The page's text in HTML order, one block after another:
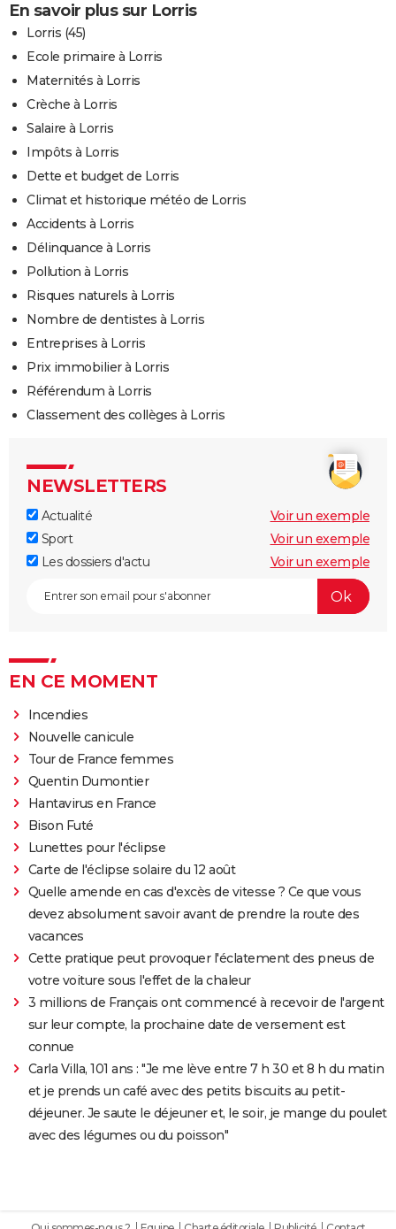
En savoir plus sur Lorris
Lorris (45)
Ecole primaire à Lorris
Maternités à Lorris
Crèche à Lorris
Salaire à Lorris
Impôts à Lorris
Dette et budget de Lorris
Climat et historique météo de Lorris
Accidents à Lorris
Délinquance à Lorris
Pollution à Lorris
Risques naturels à Lorris
Nombre de dentistes à Lorris
Entreprises à Lorris
Prix immobilier à Lorris
Référendum à Lorris
Classement des collèges à Lorris
NEWSLETTERS
Actualité
Voir un exemple
Sport
Voir un exemple
Les dossiers d'actu
Voir un exemple
EN CE MOMENT
Incendies
Nouvelle canicule
Tour de France femmes
Quentin Dumontier
Hantavirus en France
Bison Futé
Lunettes pour l'éclipse
Carte de l'éclipse solaire du 12 août
Quelle amende en cas d'excès de vitesse ? Ce que vous
devez absolument savoir avant de prendre la route des
vacances
Cette pratique peut provoquer l'éclatement des pneus de
votre voiture sous l'effet de la chaleur
3 millions de Français ont commencé à recevoir de l'argent
sur leur compte, la prochaine date de versement est
connue
Carla Villa, 101 ans : "Je me lève entre 7 h 30 et 8 h du matin
et je prends un café avec des petits biscuits au petit-
déjeuner. Je saute le déjeuner et, le soir, je mange du poulet
avec des légumes ou du poisson"